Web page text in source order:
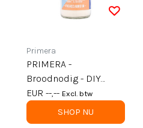
Primera
PRIMERA -
Broodnodig - DIY
Foccacia brood in fles
- per 6
EUR --,-- Excl. btw
SHOP NU